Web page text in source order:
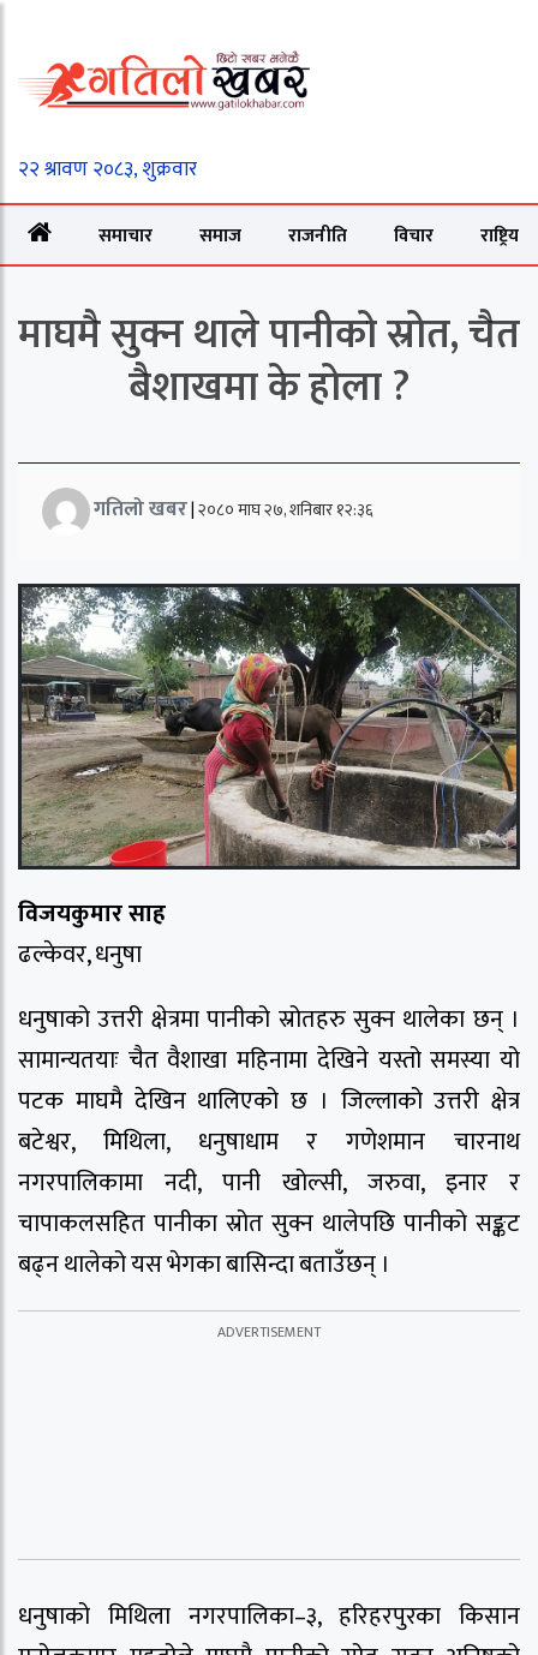
समाचार समाज राजनीति विचार राष्ट्रिय
माघमै सुक्न थाले पानीको स्रोत, चैत
बैशाखमा के होला ?
गतिलो खबर|२०८० माघ २७, शनिबार १२:३६
विजयकुमार साह
ढल्केवर, धनुषा
धनुषाको उत्तरी क्षेत्रमा पानीको स्रोतहरु सुक्न थालेका छन् ।
सामान्यतयाः चैत वैशाखा महिनामा देखिने यस्तो समस्या यो
पटक माघमै देखिन थालिएको छ । जिल्लाको उत्तरी क्षेत्र
बटेश्वर, मिथिला, धनुषाधाम र गणेशमान चारनाथ
नगरपालिकामा नदी, पानी खोल्सी, जरुवा, इनार र
चापाकलसहित पानीका स्रोत सुक्न थालेपछि पानीको सङ्कट
बढ्न थालेको यस भेगका बासिन्दा बताउँछन् ।
धनुषाको मिथिला नगरपालिका–३, हरिहरपुरका किसान